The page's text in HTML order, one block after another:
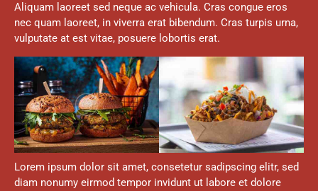
Aliquam laoreet sed neque ac vehicula. Cras congue eros
nec quam laoreet, in viverra erat bibendum. Cras turpis urna,
vulputate at est vitae, posuere lobortis erat.
Lorem ipsum dolor sit amet, consetetur sadipscing elitr, sed
diam nonumy eirmod tempor invidunt ut labore et dolore